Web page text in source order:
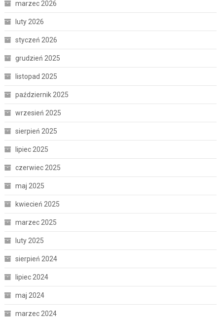
marzec 2026
luty 2026
styczeń 2026
grudzień 2025
listopad 2025
październik 2025
wrzesień 2025
sierpień 2025
lipiec 2025
czerwiec 2025
maj 2025
kwiecień 2025
marzec 2025
luty 2025
sierpień 2024
lipiec 2024
maj 2024
marzec 2024